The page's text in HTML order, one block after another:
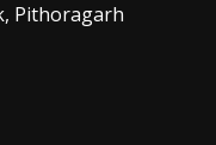
Pithoragarh